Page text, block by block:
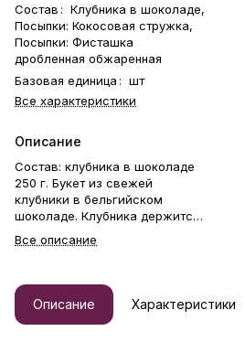
Состав : Клубника в шоколаде,
Посыпки: Кокосовая стружка,
Посыпки: Фисташка
дробленная обжаренная
Базовая единица : шт
Все характеристики
Описание
Состав: клубника в шоколаде
250 г. Букет из свежей
клубники в бельгийском
шоколаде. Клубника держится
букет упаковывается в
открытка-инструкция по
хранению — в подарок. Этот
букет — идеальный способ
Все описание
Описание Характеристики